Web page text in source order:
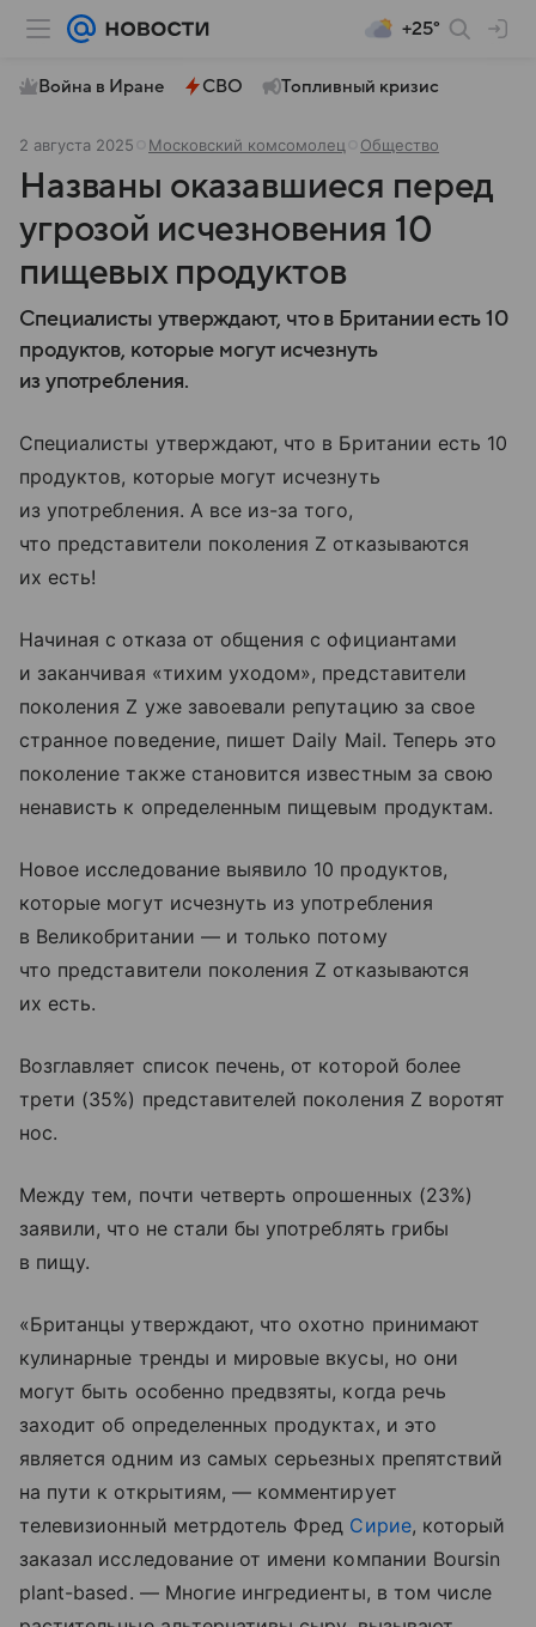
+25°
Война в Иране СВО Топливный кризис
2 августа 2025 Московский комсомолец Общество
Названы оказавшиеся перед
угрозой исчезновения 10
пищевых продуктов
Специалисты утверждают, что в Британии есть 10
продуктов, которые могут исчезнуть
из употребления.
Специалисты утверждают, что в Британии есть 10
продуктов, которые могут исчезнуть
из употребления. А все из-за того,
что представители поколения Z отказываются
их есть!
Начиная с отказа от общения с официантами
и заканчивая «тихим уходом», представители
поколения Z уже завоевали репутацию за свое
странное поведение, пишет Daily Mail. Теперь это
поколение также становится известным за свою
ненависть к определенным пищевым продуктам.
Новое исследование выявило 10 продуктов,
которые могут исчезнуть из употребления
в Великобритании — и только потому
что представители поколения Z отказываются
их есть.
Возглавляет список печень, от которой более
трети (35%) представителей поколения Z воротят
нос.
Между тем, почти четверть опрошенных (23%)
заявили, что не стали бы употреблять грибы
в пищу.
«Британцы утверждают, что охотно принимают
кулинарные тренды и мировые вкусы, но они
могут быть особенно предвзяты, когда речь
заходит об определенных продуктах, и это
является одним из самых серьезных препятствий
на пути к открытиям, — комментирует
телевизионный метрдотель Фред Сирие, который
заказал исследование от имени компании Boursin
plant-based. — Многие ингредиенты, в том числе